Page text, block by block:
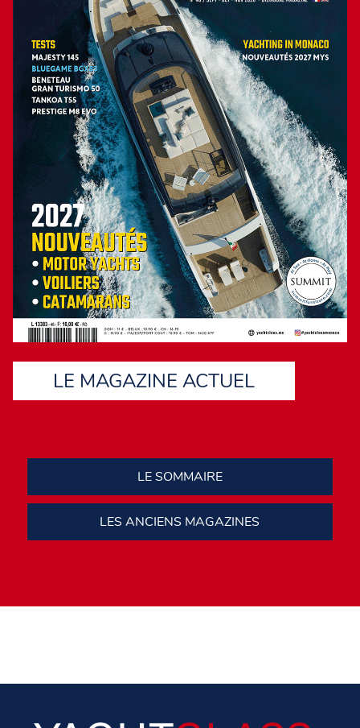
LE MAGAZINE ACTUEL
LE SOMMAIRE
LES ANCIENS MAGAZINES